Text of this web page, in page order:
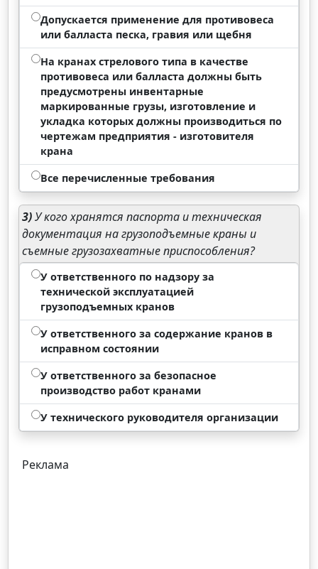
Допускается применение для противовеса
или балласта песка, гравия или щебня
На кранах стрелового типа в качестве
противовеса или балласта должны быть
предусмотрены инвентарные
маркированные грузы, изготовление и
укладка которых должны производиться по
чертежам предприятия - изготовителя
крана
Все перечисленные требования
3)У кого хранятся паспорта и техническая
документация на грузоподъемные краны и
съемные грузозахватные приспособления?
У ответственного по надзору за
технической эксплуатацией
грузоподъемных кранов
У ответственного за содержание кранов в
исправном состоянии
У ответственного за безопасное
производство работ кранами
У технического руководителя организации
Реклама